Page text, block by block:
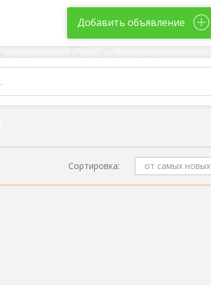
Добавить объявление
Сортировка: от самых новых